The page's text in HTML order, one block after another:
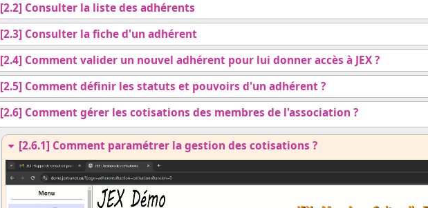
[2.2] Consulter la liste des adhérents
[2.3] Consulter la fiche d'un adhérent
[2.4] Comment valider un nouvel adhérent pour lui donner accès à JEX ?
[2.5] Comment définir les statuts et pouvoirs d'un adhérent ?
[2.6] Comment gérer les cotisations des membres de l'association ?
[2.6.1] Comment paramétrer la gestion des cotisations ?